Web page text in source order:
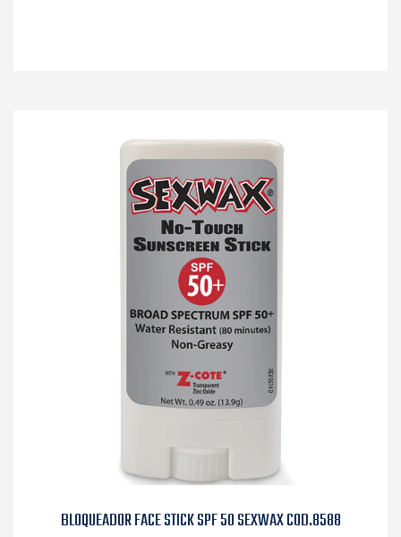
BLOQUEADOR FACE STICK SPF 50 SEXWAX COD.8588